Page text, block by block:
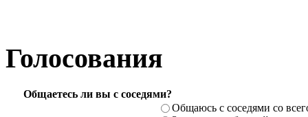
Голосования
Общаетесь ли вы с соседями?
Общаюсь с соседями со